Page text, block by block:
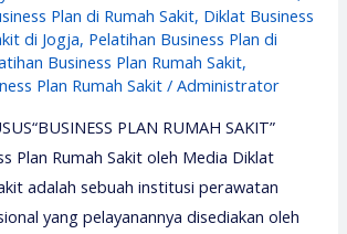
Plan di Rumah Sakit, Diklat Business
di Jogja, Pelatihan Business Plan di
Business Plan Rumah Sakit,
Plan Rumah Sakit /Administrator
PLAN RUMAH SAKIT”
Plan Rumah Sakit oleh Media Diklat
adalah sebuah institusi perawatan
yang pelayanannya disediakan oleh